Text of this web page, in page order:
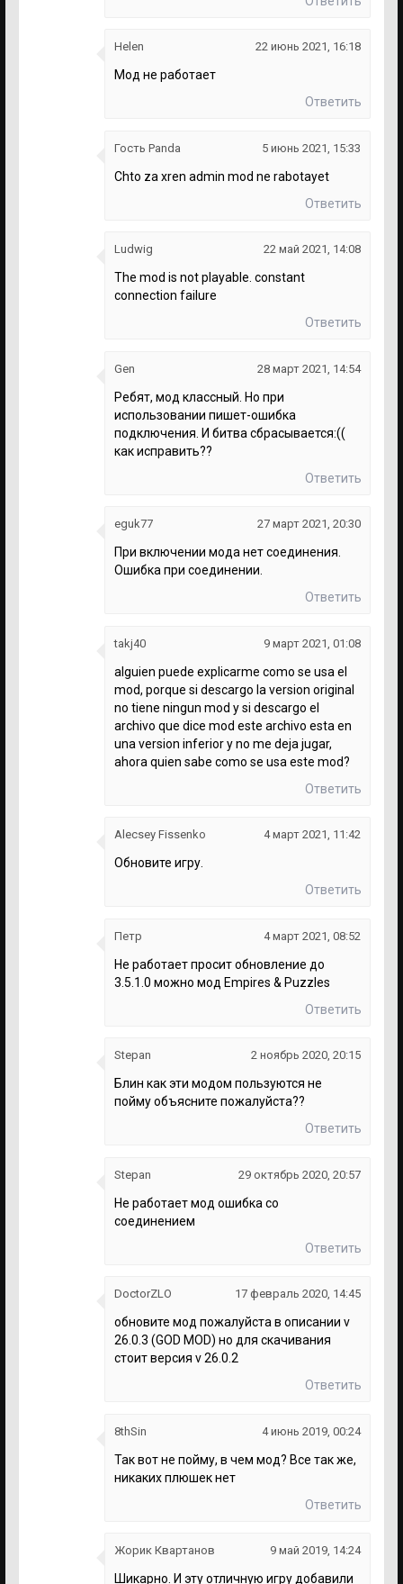
Helen 22 июнь 2021, 16:18
Мод не работает
Ответить
Гость Panda 5 июнь 2021, 15:33
Chto za xren admin mod ne rabotayet
Ответить
Ludwig 22 май 2021, 14:08
The mod is not playable. constant
connection failure
Ответить
Gen 28 март 2021, 14:54
Ребят, мод классный. Но при
использовании пишет-ошибка
подключения. И битва сбрасывается:((
как исправить??
Ответить
eguk77 27 март 2021, 20:30
При включении мода нет соединения.
Ошибка при соединении.
Ответить
takj40 9 март 2021, 01:08
alguien puede explicarme como se usa el
mod, porque si descargo la version original
no tiene ningun mod y si descargo el
archivo que dice mod este archivo esta en
una version inferior y no me deja jugar,
ahora quien sabe como se usa este mod?
Ответить
Alecsey Fissenko 4 март 2021, 11:42
Обновите игру.
Ответить
Петр 4 март 2021, 08:52
Не работает просит обновление до
3.5.1.0 можно мод Empires & Puzzles
Ответить
Stepan 2 ноябрь 2020, 20:15
Блин как эти модом пользуются не
пойму объясните пожалуйста??
Ответить
Stepan 29 октябрь 2020, 20:57
Не работает мод ошибка со
соединением
Ответить
DoctorZLO 17 февраль 2020, 14:45
обновите мод пожалуйста в описании v
26.0.3 (GOD MOD) но для скачивания
стоит версия v 26.0.2
Ответить
8thSin 4 июнь 2019, 00:24
Так вот не пойму, в чем мод? Все так же,
никаких плюшек нет
Ответить
Жорик Квартанов 9 май 2019, 14:24
Шикарно. И эту отличную игру добавили